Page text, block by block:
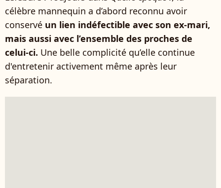
célèbre mannequin a d’abord reconnu avoir
conservé un lien indéfectible avec son ex-mari,
mais aussi avec l’ensemble des proches de
celui-ci. Une belle complicité qu’elle continue
d'entretenir activement même après leur
séparation.